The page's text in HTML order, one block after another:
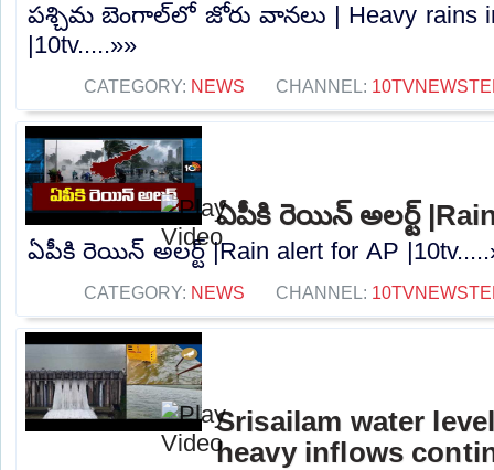
పశ్చిమ బెంగాల్‌లో జోరు వానలు | Heavy rains
|10tv.....»»
CATEGORY: NEWS CHANNEL:
ఏపీకి రెయిన్ అలర్ట్
ఏపీకి రెయిన్ అలర్ట్ |Rain alert for AP
CATEGORY: NEWS CHANNEL:
Srisailam water
heavy inflows